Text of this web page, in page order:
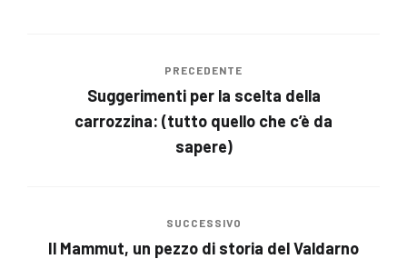
PRECEDENTE
Suggerimenti per la scelta della
carrozzina: (tutto quello che c’è da
sapere)
SUCCESSIVO
Il Mammut, un pezzo di storia del Valdarno